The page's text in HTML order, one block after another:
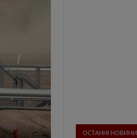
ОСТАННІ НОВИНИ